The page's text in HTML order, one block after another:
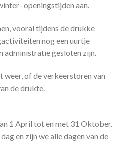
openingstijden aan.
vooral tijdens de drukke
nog een uurtje
administratie gesloten zijn.
weer, of de verkeerstoren van
de drukte.
1 April tot en met 31 Oktober.
en zijn we alle dagen van de